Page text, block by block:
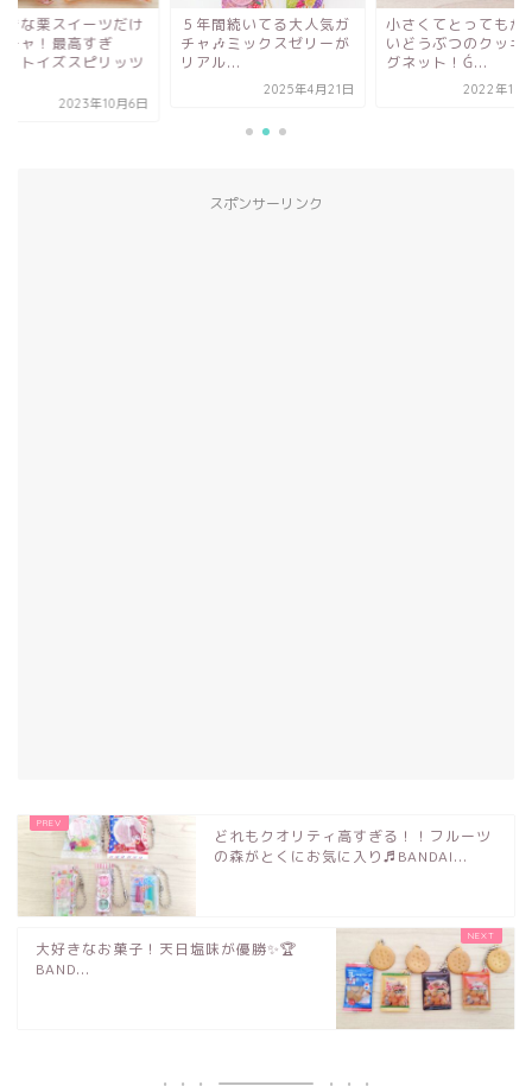
きな栗スイーツだけ
チャ！最高すぎ
！トイズスピリッツ
2023年10月6日
５年間続いてる大人気ガ
チャ🎶ミックスゼリーが
リアル...
2025年4月21日
小さくてとってもか
いどうぶつのクッキ
グネット！Ǵ...
2022年11
スポンサーリンク
どれもクオリティ高すぎる！！フルーツ
の森がとくにお気に入り♬BANDAI...
大好きなお菓子！天日塩味が優勝✨🏆
BAND...